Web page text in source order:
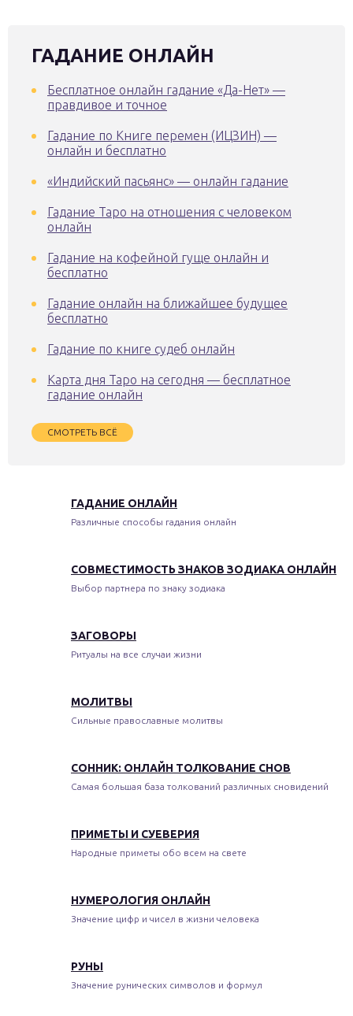
ГАДАНИЕ ОНЛАЙН
Бесплатное онлайн гадание «Да-Нет» —
правдивое и точное
Гадание по Книге перемен (ИЦЗИН) —
онлайн и бесплатно
«Индийский пасьянс» — онлайн гадание
Гадание Таро на отношения с человеком
онлайн
Гадание на кофейной гуще онлайн и
бесплатно
Гадание онлайн на ближайшее будущее
бесплатно
Гадание по книге судеб онлайн
Карта дня Таро на сегодня — бесплатное
гадание онлайн
СМОТРЕТЬ ВСЁ
ГАДАНИЕ ОНЛАЙН
Различные способы гадания онлайн
СОВМЕСТИМОСТЬ ЗНАКОВ ЗОДИАКА ОНЛАЙН
Выбор партнера по знаку зодиака
ЗАГОВОРЫ
Ритуалы на все случаи жизни
МОЛИТВЫ
Сильные православные молитвы
СОННИК: ОНЛАЙН ТОЛКОВАНИЕ СНОВ
Самая большая база толкований различных сновидений
ПРИМЕТЫ И СУЕВЕРИЯ
Народные приметы обо всем на свете
НУМЕРОЛОГИЯ ОНЛАЙН
Значение цифр и чисел в жизни человека
РУНЫ
Значение рунических символов и формул